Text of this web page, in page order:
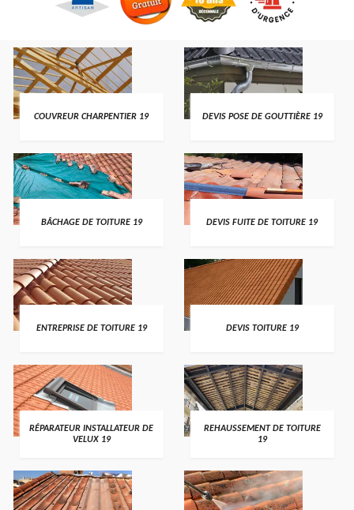
COUVREUR CHARPENTIER 19 DEVIS POSE DE GOUTTIÈRE 19
BÂCHAGE DE TOITURE 19 DEVIS FUITE DE TOITURE 19
ENTREPRISE DE TOITURE 19 DEVIS TOITURE 19
RÉPARATEUR INSTALLATEUR DE
VELUX 19
REHAUSSEMENT DE TOITURE
19